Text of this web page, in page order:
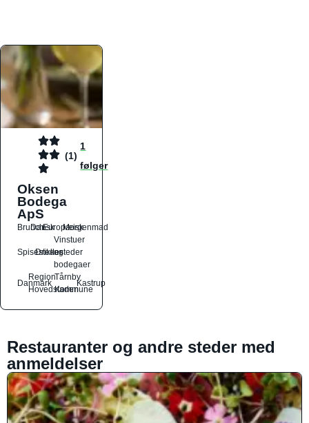
(1)
1
følger
Oksen
Bodega
ApS
Brunch
DanskEuropæiskMorgenmad
Spisesteder
Drikkesteder
Vinstuer
og
bodegaer
Danmark
Region
Hovedstaden
Tårnby
Kommune
Kastrup
Restauranter og andre steder med
anmeldelser